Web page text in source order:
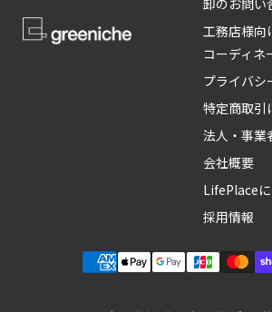
工務店様向
コーディネ
プライバシ
特定商取引
法人・事業
会社概要
LifePlace
採用情報